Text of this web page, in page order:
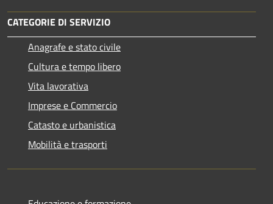
CATEGORIE DI SERVIZIO
Anagrafe e stato civile
Cultura e tempo libero
Vita lavorativa
Imprese e Commercio
Catasto e urbanistica
Mobilità e trasporti